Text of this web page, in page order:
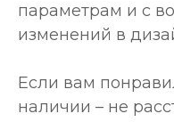
параметрам и с
изменений в
Если вам
наличии – не